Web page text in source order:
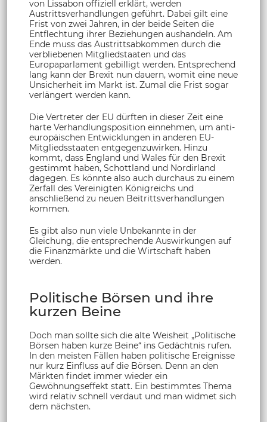
von Lissabon offiziell erklärt, werden
Austrittsverhandlungen geführt. Dabei gilt eine
Frist von zwei Jahren, in der beide Seiten die
Entflechtung ihrer Beziehungen aushandeln. Am
Ende muss das Austrittsabkommen durch die
verbliebenen Mitgliedstaaten und das
Europaparlament gebilligt werden. Entsprechend
lang kann der Brexit nun dauern, womit eine neue
Unsicherheit im Markt ist. Zumal die Frist sogar
verlängert werden kann.
Die Vertreter der EU dürften in dieser Zeit eine
harte Verhandlungsposition einnehmen, um anti-
europäischen Entwicklungen in anderen EU-
Mitgliedsstaaten entgegenzuwirken. Hinzu
kommt, dass England und Wales für den Brexit
gestimmt haben, Schottland und Nordirland
dagegen. Es könnte also auch durchaus zu einem
Zerfall des Vereinigten Königreichs und
anschließend zu neuen Beitrittsverhandlungen
kommen.
Es gibt also nun viele Unbekannte in der
Gleichung, die entsprechende Auswirkungen auf
die Finanzmärkte und die Wirtschaft haben
werden.
Politische Börsen und ihre
kurzen Beine
Doch man sollte sich die alte Weisheit „Politische
Börsen haben kurze Beine“ ins Gedächtnis rufen.
In den meisten Fällen haben politische Ereignisse
nur kurz Einfluss auf die Börsen. Denn an den
Märkten findet immer wieder ein
Gewöhnungseffekt statt. Ein bestimmtes Thema
wird relativ schnell verdaut und man widmet sich
dem nächsten.